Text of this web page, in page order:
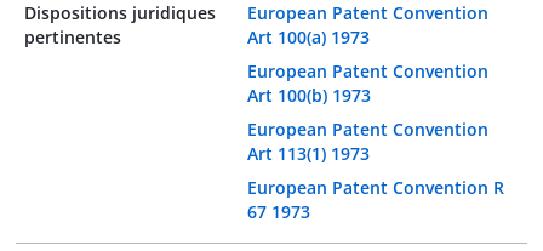
Dispositions juridiques
pertinentes
European Patent Convention
Art 100(a) 1973
European Patent Convention
Art 100(b) 1973
European Patent Convention
Art 113(1) 1973
European Patent Convention R
67 1973